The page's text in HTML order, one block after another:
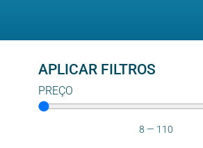
APLICAR FILTROS
PREÇO
8 — 110